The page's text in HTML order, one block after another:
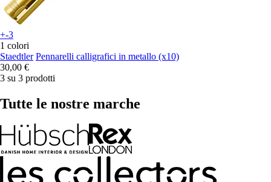
+-3
1 colori
Staedtler Pennarelli calligrafici in metallo (x10)
30,00 €
3 su 3 prodotti
Tutte le nostre marche